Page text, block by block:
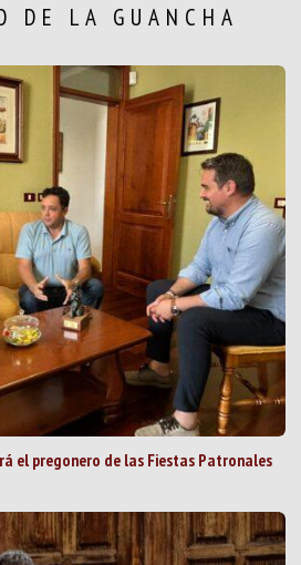
DE LA GUANCHA
el pregonero de las Fiestas Patronales